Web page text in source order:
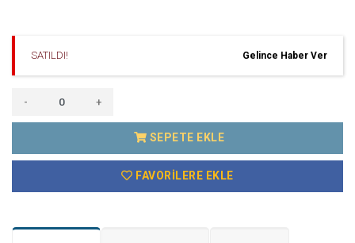
SATILDI! Gelince Haber Ver
- +
SEPETE EKLE
FAVORILERE EKLE